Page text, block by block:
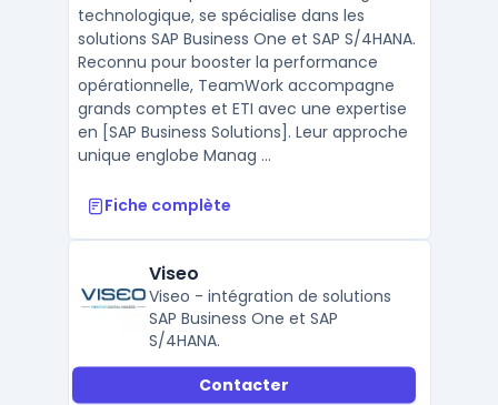
technologique, se spécialise dans les
solutions SAP Business One et SAP S/4HANA.
Reconnu pour booster la performance
opérationnelle, TeamWork accompagne
grands comptes et ETI avec une expertise
en [SAP Business Solutions]. Leur approche
unique englobe Manag ...
Fiche complète
Viseo
Viseo - intégration de solutions
SAP Business One et SAP
S/4HANA.
Contacter